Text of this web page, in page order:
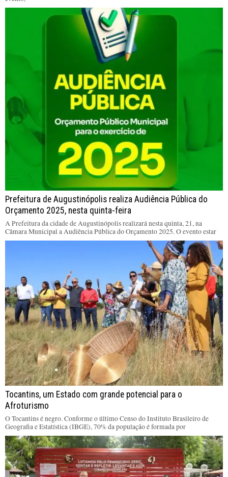
Prefeitura de Augustinópolis realiza Audiência Pública do
Orçamento 2025, nesta quinta-feira
A Prefeitura da cidade de Augustinópolis realizará nesta quinta, 21, na
Câmara Municipal a Audiência Pública do Orçamento 2025. O evento estar
Tocantins, um Estado com grande potencial para o
Afroturismo
O Tocantins é negro. Conforme o último Censo do Instituto Brasileiro de
Geografia e Estatística (IBGE), 70% da população é formada por